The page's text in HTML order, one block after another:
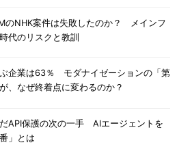
のNHK案件は失敗したのか？ メインフ
代のリスクと教訓
企業は63％ モダナイゼーションの「第
、なぜ終着点に変わるのか？
API保護の次の一手 AIエージェントを
」とは